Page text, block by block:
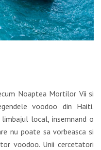
Noaptea Mortilor Vii si
voodoo din Haiti.
limbajul local, insemnand o
nu poate sa vorbeasca si
voodoo. Unii cercetatori